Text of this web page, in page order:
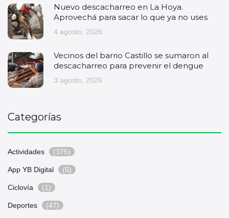
Nuevo descacharreo en La Hoya.
Aprovechá para sacar lo que ya no uses
4 agosto, 2026
Vecinos del barrio Castillo se sumaron al
descacharreo para prevenir el dengue
3 agosto, 2026
Categorías
Actividades (375)
App YB Digital (5)
Ciclovía (1)
Deportes (47)